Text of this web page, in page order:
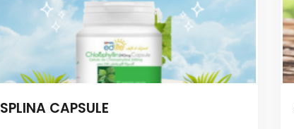
SPLINA CAPSULE